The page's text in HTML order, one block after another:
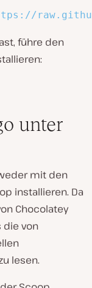
führe den
unter
mit den
installieren. Da
Chocolatey
die von
lesen.